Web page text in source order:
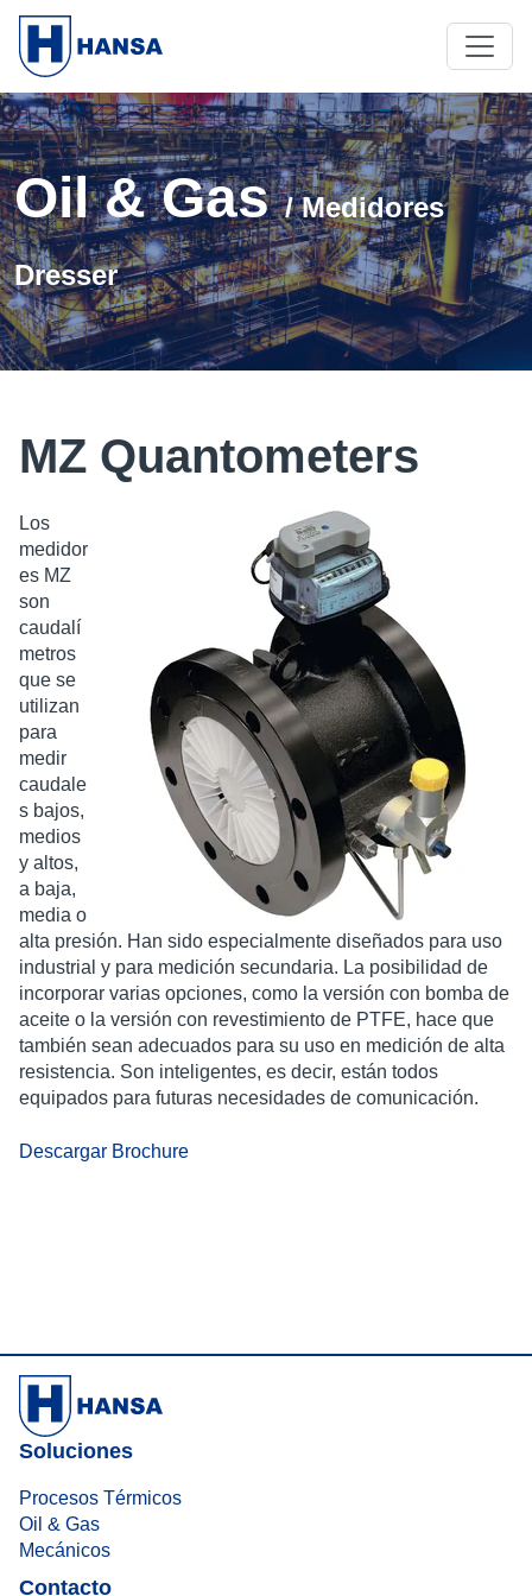
Oil & Gas/ Medidores
Dresser
MZ Quantometers
Los
medidor
es MZ
son
caudalí
metros
que se
utilizan
para
medir
caudale
s bajos,
medios
y altos,
a baja,
media o
alta presión. Han sido especialmente diseñados para uso
industrial y para medición secundaria. La posibilidad de
incorporar varias opciones, como la versión con bomba de
aceite o la versión con revestimiento de PTFE, hace que
también sean adecuados para su uso en medición de alta
resistencia. Son inteligentes, es decir, están todos
equipados para futuras necesidades de comunicación.
Descargar Brochure
Soluciones
Procesos Térmicos
Oil & Gas
Mecánicos
Contacto